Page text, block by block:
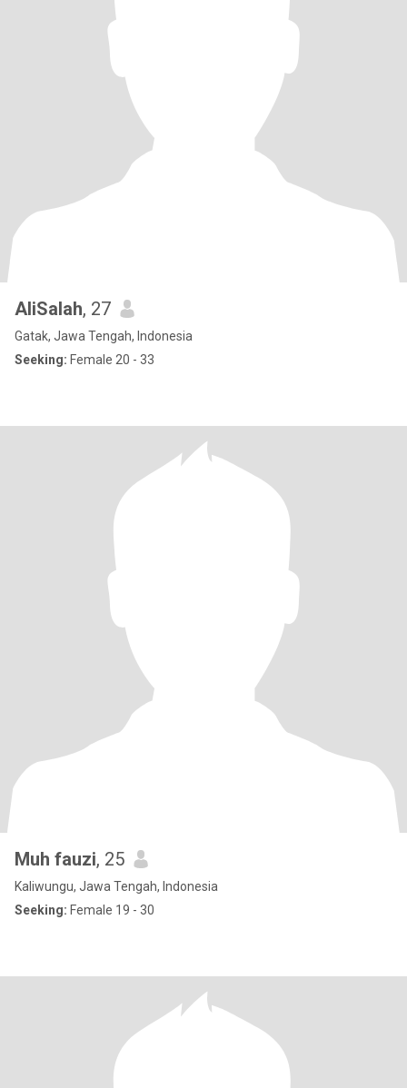
AliSalah, 27
Gatak, Jawa Tengah, Indonesia
Seeking: Female 20 - 33
Muh fauzi, 25
Kaliwungu, Jawa Tengah, Indonesia
Seeking: Female 19 - 30